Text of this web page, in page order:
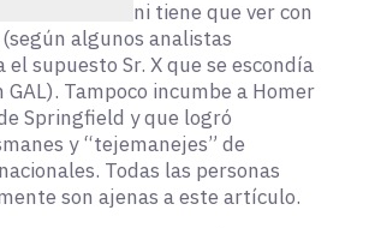
ni tiene que ver con
algunos analistas
supuesto Sr. X que se escondía
Tampoco incumbe a Homer
Springfield y que logró
y “tejemanejes” de
Todas las personas
son ajenas a este artículo.